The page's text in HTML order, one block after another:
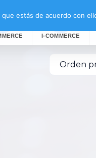
I-COMMERCE
estás de acuerdo con